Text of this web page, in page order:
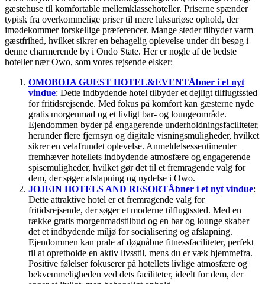
gæstehuse til komfortable mellemklassehoteller. Priserne spænder
typisk fra overkommelige priser til mere luksuriøse ophold, der
imødekommer forskellige præferencer. Mange steder tilbyder varm
gæstfrihed, hvilket sikrer en behagelig oplevelse under dit besøg i
denne charmerende by i Ondo State. Her er nogle af de bedste
hoteller nær Owo, som vores rejsende elsker:
OMOBOJA GUEST HOTEL&EVENTÅbner i et nyt
vindue: Dette indbydende hotel tilbyder et dejligt tilflugtssted
for fritidsrejsende. Med fokus på komfort kan gæsterne nyde
gratis morgenmad og et livligt bar- og loungeområde.
Ejendommen byder på engagerende underholdningsfaciliteter,
herunder flere fjernsyn og digitale visningsmuligheder, hvilket
sikrer en velafrundet oplevelse. Anmeldelsessentimenter
fremhæver hotellets indbydende atmosfære og engagerende
spisemuligheder, hvilket gør det til et fremragende valg for
dem, der søger afslapning og nydelse i Owo.
JOJEIN HOTELS AND RESORTÅbner i et nyt vindue:
Dette attraktive hotel er et fremragende valg for
fritidsrejsende, der søger et moderne tilflugtssted. Med en
række gratis morgenmadstilbud og en bar og lounge skaber
det et indbydende miljø for socialisering og afslapning.
Ejendommen kan prale af døgnåbne fitnessfaciliteter, perfekt
til at opretholde en aktiv livsstil, mens du er væk hjemmefra.
Positive følelser fokuserer på hotellets livlige atmosfære og
bekvemmeligheden ved dets faciliteter, ideelt for dem, der